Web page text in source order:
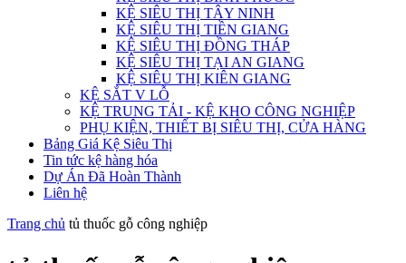
KỆ SIÊU THỊ TÂY NINH
KỆ SIÊU THỊ TIỀN GIANG
KỆ SIÊU THỊ ĐỒNG THÁP
KỆ SIÊU THỊ TẠI AN GIANG
KỆ SIÊU THỊ KIÊN GIANG
KỆ SẮT V LỖ
KỆ TRUNG TẢI - KỆ KHO CÔNG NGHIỆP
PHỤ KIỆN, THIẾT BỊ SIÊU THỊ, CỬA HÀNG
Bảng Giá Kệ Siêu Thị
Tin tức kệ hàng hóa
Dự Án Đã Hoàn Thành
Liên hệ
Trang chủ tủ thuốc gỗ công nghiệp